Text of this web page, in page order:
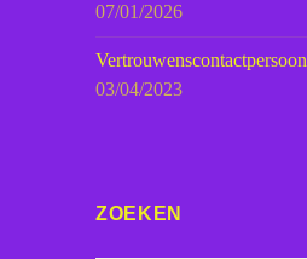
07/01/2026
Vertrouwenscontactpersoon
03/04/2023
ZOEKEN